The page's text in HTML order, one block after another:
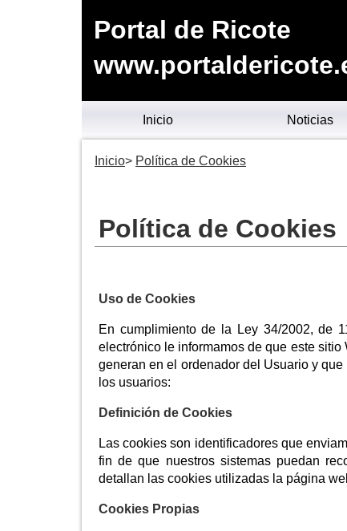
Portal de Ricote
Inicio Noticias
Inicio Política de Cookies
Política de Cookies
Uso de Cookies
En cumplimiento de la Ley 34/2002, de
electrónico le informamos de que este
generan en el ordenador del Usuario y
los usuarios:
Definición de Cookies
Las cookies son identificadores que
fin de que nuestros sistemas puedan
detallan las cookies utilizadas la página
Cookies Propias